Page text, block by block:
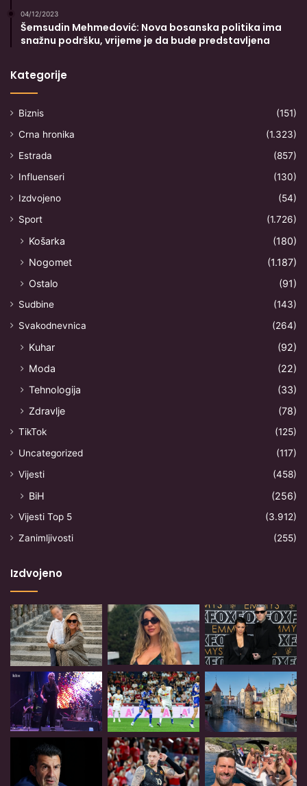
04/12/2023
Šemsudin Mehmedović: Nova bosanska politika ima
snažnu podršku, vrijeme je da bude predstavljena
Kategorije
Biznis
(151)
Crna hronika
(1.323)
Estrada
(857)
Influenseri
(130)
Izdvojeno
(54)
Sport
(1.726)
Košarka
(180)
Nogomet
(1.187)
Ostalo
(91)
Sudbine
(143)
Svakodnevnica
(264)
Kuhar
(92)
Moda
(22)
Tehnologija
(33)
Zdravlje
(78)
TikTok
(125)
Uncategorized
(117)
Vijesti
(458)
BiH (256)
Vijesti Top 5
(3.912)
Zanimljivosti
(255)
Izdvojeno